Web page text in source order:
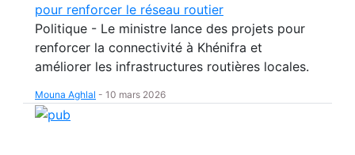
pour renforcer le réseau routier
Politique - Le ministre lance des projets pour
renforcer la connectivité à Khénifra et
améliorer les infrastructures routières locales.
Mouna Aghlal - 10 mars 2026